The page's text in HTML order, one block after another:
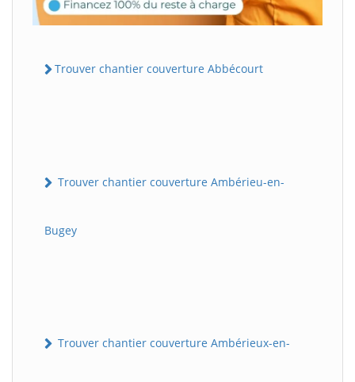
Trouver chantier couverture Abbécourt
Trouver chantier couverture Ambérieu-en-
Bugey
Trouver chantier couverture Ambérieux-en-